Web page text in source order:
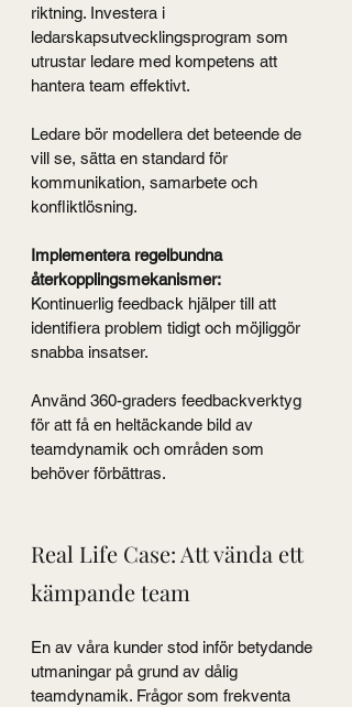
riktning. Investera i
ledarskapsutvecklingsprogram som
utrustar ledare med kompetens att
hantera team effektivt.
Ledare bör modellera det beteende de
vill se, sätta en standard för
kommunikation, samarbete och
konfliktlösning.
Implementera regelbundna
återkopplingsmekanismer:
Kontinuerlig feedback hjälper till att
identifiera problem tidigt och möjliggör
snabba insatser.
Använd 360-graders feedbackverktyg
för att få en heltäckande bild av
teamdynamik och områden som
behöver förbättras.
Real Life Case: Att vända ett
kämpande team
En av våra kunder stod inför betydande
utmaningar på grund av dålig
teamdynamik. Frågor som frekventa